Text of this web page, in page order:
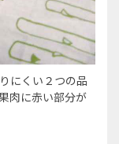
にくい２つの品
肉に赤い部分が